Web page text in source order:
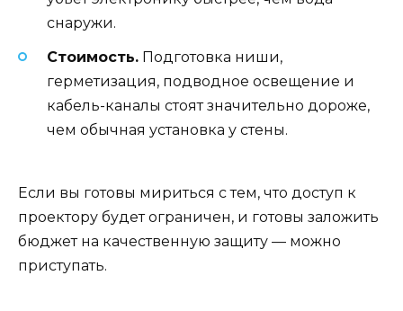
снаружи.
Стоимость. Подготовка ниши,
герметизация, подводное освещение и
кабель-каналы стоят значительно дороже,
чем обычная установка у стены.
Если вы готовы мириться с тем, что доступ к
проектору будет ограничен, и готовы заложить
бюджет на качественную защиту — можно
приступать.